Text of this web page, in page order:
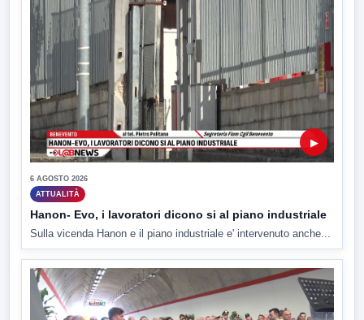
▶
6 AGOSTO 2026
ATTUALITÀ
Hanon- Evo, i lavoratori dicono si al piano industriale
Sulla vicenda Hanon e il piano industriale e' intervenuto anche...